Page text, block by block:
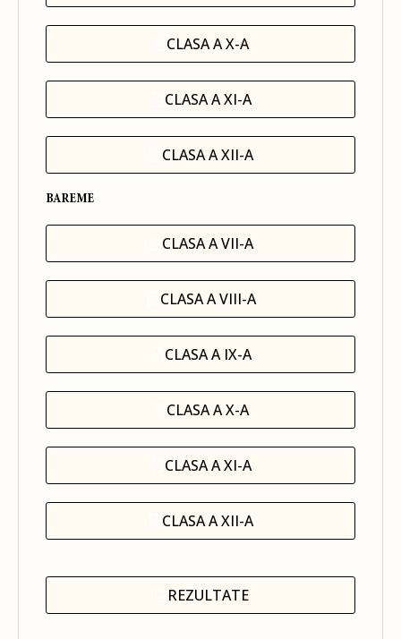
CLASA A X-A
CLASA A XI-A
CLASA A XII-A
BAREME
CLASA A VII-A
CLASA A VIII-A
CLASA A IX-A
CLASA A X-A
CLASA A XI-A
CLASA A XII-A
REZULTATE